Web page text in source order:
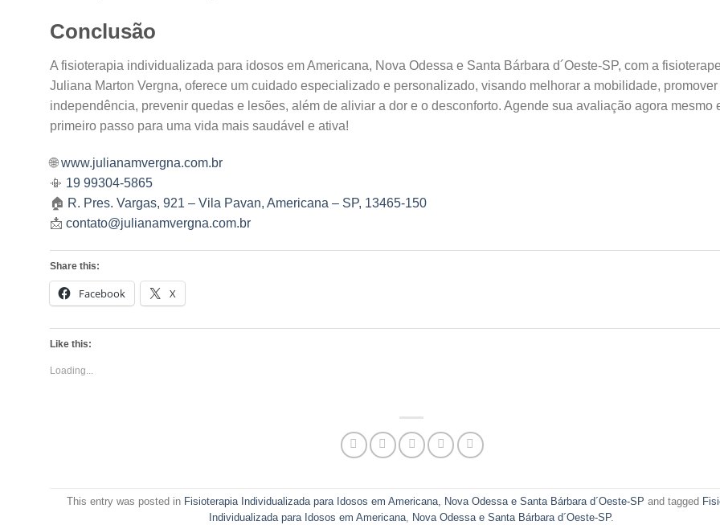
Conclusão
A fisioterapia individualizada para idosos em Americana, Nova Odessa e Santa Bárbara d´Oeste-SP, com a
Juliana Marton Vergna, oferece um cuidado especializado e personalizado, visando melhorar a mobilidade, promover
independência, prevenir quedas e lesões, além de aliviar a dor e o desconforto. Agende sua avaliação agora mesmo
primeiro passo para uma vida mais saudável e ativa!
🌐www.julianamvergna.com.br
📳 19 99304-5865
🏠 R. Pres. Vargas, 921 – Vila Pavan, Americana – SP, 13465-150
📩 contato@julianamvergna.com.br
Share this:
Facebook X
Like this:
Loading...
This entry was posted in Fisioterapia Individualizada para Idosos em Americana, Nova Odessa e Santa Bárbara d´Oeste-SP and tagged
Individualizada para Idosos em Americana, Nova Odessa e Santa Bárbara d´Oeste-SP.